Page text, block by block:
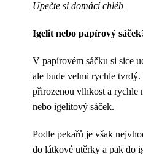
Upečte si domácí chléb
Igelit nebo papírový
V papírovém sáčku si sice
ale bude velmi rychle
přirozenou vlhkost a rychle
nebo igelitový sáček.
Podle pekařů je však
do látkové utěrky a pak do